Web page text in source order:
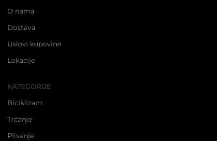
O nama
Dostava
Uslovi kupovine
Lokacije
KATEGORIJE
Biciklizam
Trčanje
Plivanje